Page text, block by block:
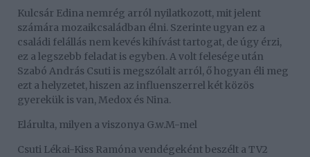
Kulcsár Edina nemrég arról nyilatkozott, mit jelent
számára mozaikcsaládban élni. Szerinte ugyan ez a
családi felállás nem kevés kihívást tartogat, de úgy érzi,
ez a legszebb feladat is egyben. A volt felesége után
Szabó András Csuti is megszólalt arról, ő hogyan éli meg
ezt a helyzetet, hiszen az influenszerrel két közös
gyerekük is van, Medox és Nina.
Elárulta, milyen a viszonya G.w.M-mel
Csuti Lékai-Kiss Ramóna vendégeként beszélt a TV2